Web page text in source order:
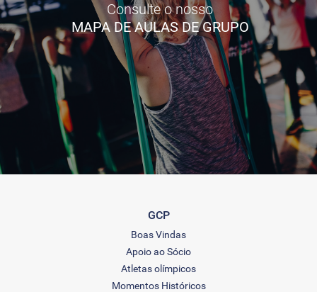
Consulte o nosso
MAPA DE AULAS DE GRUPO
GCP
Boas Vindas
Apoio ao Sócio
Atletas olímpicos
Momentos Históricos